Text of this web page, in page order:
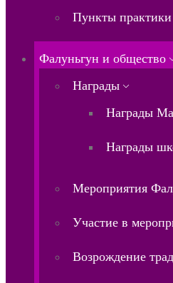
Пункты
Фалуньгун и общество
Награды
Награды
Награды
Мероприятия
Участие в
Возрождение